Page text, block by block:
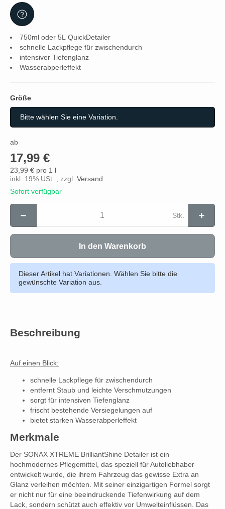
750ml oder 5L QuickDetailer
schnelle Lackpflege für zwischendurch
intensiver Tiefenglanz
Wasserabperleffekt
Größe
Größe
Bitte wählen Sie eine Variation.
ab
17,99 €
23,99 € pro 1 l
inkl. 19% USt. , zzgl. Versand
Sofort verfügbar
Stk.
In den Warenkorb
Dieser Artikel hat Variationen. Wählen Sie bitte die
gewünschte Variation aus.
Beschreibung
Auf einen Blick:
schnelle Lackpflege für zwischendurch
entfernt Staub und leichte Verschmutzungen
sorgt für intensiven Tiefenglanz
frischt bestehende Versiegelungen auf
bietet starken Wasserabperleffekt
Merkmale
Der SONAX XTREME BrilliantShine Detailer ist ein
hochmodernes Pflegemittel, das speziell für Autoliebhaber
entwickelt wurde, die ihrem Fahrzeug das gewisse Extra an
Glanz verleihen möchten. Mit seiner einzigartigen Formel sorgt
er nicht nur für eine beeindruckende Tiefenwirkung auf dem
Lack, sondern schützt auch effektiv vor Umwelteinflüssen. Das